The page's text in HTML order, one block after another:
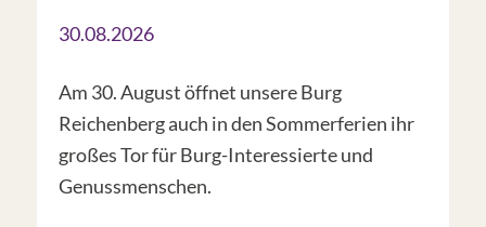
30.08.2026
Am 30. August öffnet unsere Burg
Reichenberg auch in den Sommerferien ihr
großes Tor für Burg-Interessierte und
Genussmenschen.